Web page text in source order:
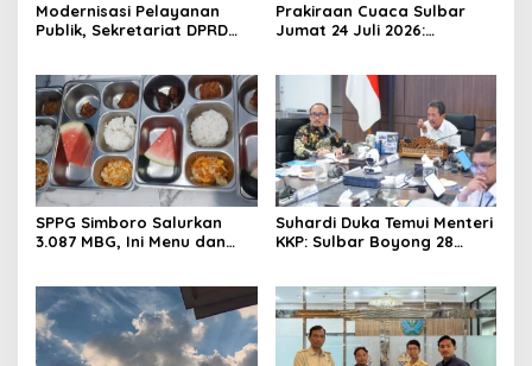
Modernisasi Pelayanan
Publik, Sekretariat DPRD
Prakiraan Cuaca Sulbar
Jumat 24 Juli 2026:
SPPG Simboro Salurkan
3.087 MBG, Ini Menu dan
Suhardi Duka Temui Menteri
KKP: Sulbar Boyong 28